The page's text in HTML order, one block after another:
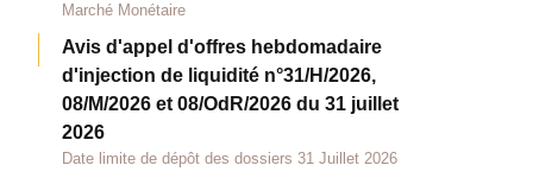
Marché Monétaire
Avis d'appel d'offres hebdomadaire
d'injection de liquidité n°31/H/2026,
08/M/2026 et 08/OdR/2026 du 31 juillet
2026
Date limite de dépôt des dossiers 31 Juillet 2026